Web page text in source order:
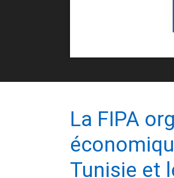
La FIPA
Tunisie et